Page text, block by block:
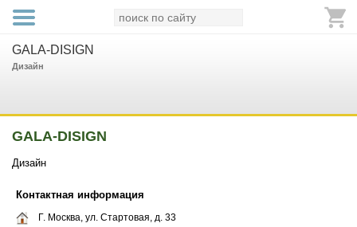
GALA-DISIGN
Дизайн
GALA-DISIGN
Дизайн
Контактная информация
Г. Москва, ул. Стартовая, д. 33